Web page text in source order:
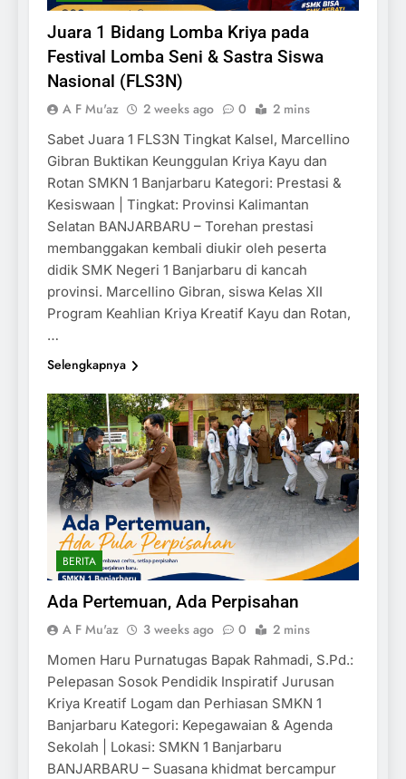
Juara 1 Bidang Lomba Kriya pada
Festival Lomba Seni & Sastra Siswa
Nasional (FLS3N)
A F Mu'az 2 weeks ago 0 2 mins
Sabet Juara 1 FLS3N Tingkat Kalsel, Marcellino
Gibran Buktikan Keunggulan Kriya Kayu dan
Rotan SMKN 1 Banjarbaru Kategori: Prestasi &
Kesiswaan | Tingkat: Provinsi Kalimantan
Selatan BANJARBARU – Torehan prestasi
membanggakan kembali diukir oleh peserta
didik SMK Negeri 1 Banjarbaru di kancah
provinsi. Marcellino Gibran, siswa Kelas XII
Program Keahlian Kriya Kreatif Kayu dan Rotan,
…
Selengkapnya
BERITA
Ada Pertemuan, Ada Perpisahan
A F Mu'az 3 weeks ago 0 2 mins
Momen Haru Purnatugas Bapak Rahmadi, S.Pd.:
Pelepasan Sosok Pendidik Inspiratif Jurusan
Kriya Kreatif Logam dan Perhiasan SMKN 1
Banjarbaru Kategori: Kepegawaian & Agenda
Sekolah | Lokasi: SMKN 1 Banjarbaru
BANJARBARU – Suasana khidmat bercampur